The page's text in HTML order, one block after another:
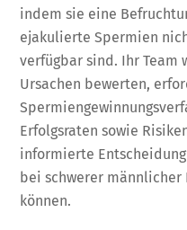
indem sie eine
ejakulierte Spermien
verfügbar sind. Ihr Team
Ursachen bewerten,
Erfolgsraten sowie
informierte
bei schwerer
können.